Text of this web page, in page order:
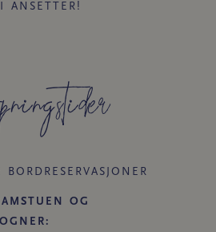
ANSETTER!
OG